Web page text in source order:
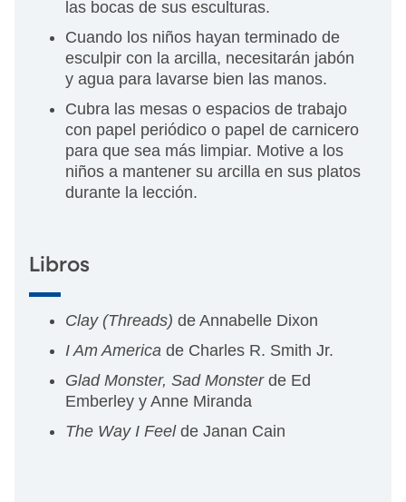
las bocas de sus esculturas.
Cuando los niños hayan terminado de
esculpir con la arcilla, necesitarán jabón
y agua para lavarse bien las manos.
Cubra las mesas o espacios de trabajo
con papel periódico o papel de carnicero
para que sea más limpiar. Motive a los
niños a mantener su arcilla en sus platos
durante la lección.
Libros
Clay (Threads) de Annabelle Dixon
I Am America de Charles R. Smith Jr.
Glad Monster, Sad Monster de Ed
Emberley y Anne Miranda
The Way I Feel de Janan Cain